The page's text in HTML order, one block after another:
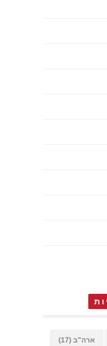
ארה"ב (17)